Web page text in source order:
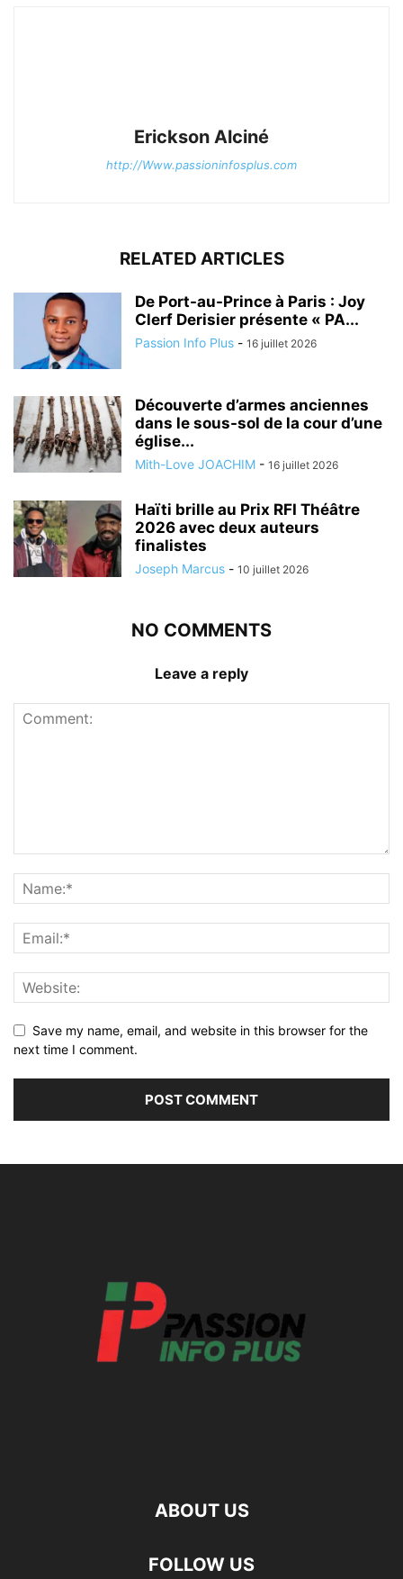
Erickson Alciné
http://Www.passioninfosplus.com
RELATED ARTICLES
De Port-au-Prince à Paris : Joy
Clerf Derisier présente « PA...
Passion Info Plus - 16 juillet 2026
Découverte d’armes anciennes
dans le sous-sol de la cour d’une
église...
Mith-Love JOACHIM - 16 juillet 2026
Haïti brille au Prix RFI Théâtre
2026 avec deux auteurs
finalistes
Joseph Marcus - 10 juillet 2026
NO COMMENTS
Leave a reply
Save my name, email, and website in this browser for the
next time I comment.
ABOUT US
FOLLOW US